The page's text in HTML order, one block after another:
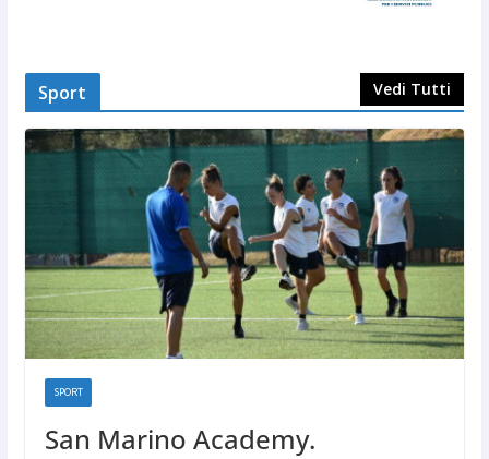
Sport Vedi Tutti
SPORT
San Marino Academy.